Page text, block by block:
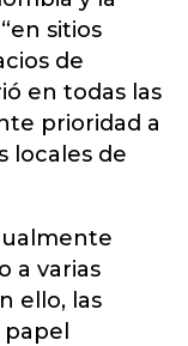
sitios
de
en todas las
prioridad a
locales de
a varias
ello, las